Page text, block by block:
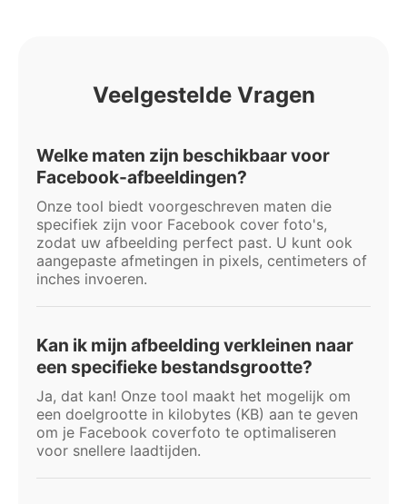
Veelgestelde Vragen
Welke maten zijn beschikbaar voor
Facebook-afbeeldingen?
Onze tool biedt voorgeschreven maten die
specifiek zijn voor Facebook cover foto's,
zodat uw afbeelding perfect past. U kunt ook
aangepaste afmetingen in pixels, centimeters of
inches invoeren.
Kan ik mijn afbeelding verkleinen naar
een specifieke bestandsgrootte?
Ja, dat kan! Onze tool maakt het mogelijk om
een doelgrootte in kilobytes (KB) aan te geven
om je Facebook coverfoto te optimaliseren
voor snellere laadtijden.